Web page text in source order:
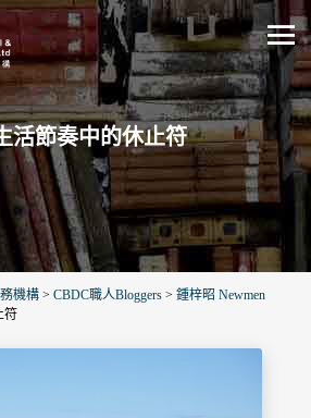
活節奏中的休止符
機構 > CBDC職人Bloggers > 鍾梓昭 Newmen
符